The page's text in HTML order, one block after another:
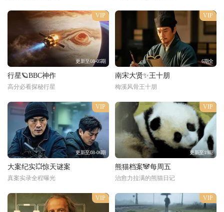
VIP
更新至08-05期
行星🪐BBC神作
高分必看探秘行星
VIP
6期全
南宋大贤✨王十朋
梅溪风骨王十朋
VIP
更新至08-06期
大案纪实💥惊天谜案
真案实录全程曝光
VIP
更新至19期
熊猫档案🐼每周五
治愈力拉满的熊猫日记
VIP VIP